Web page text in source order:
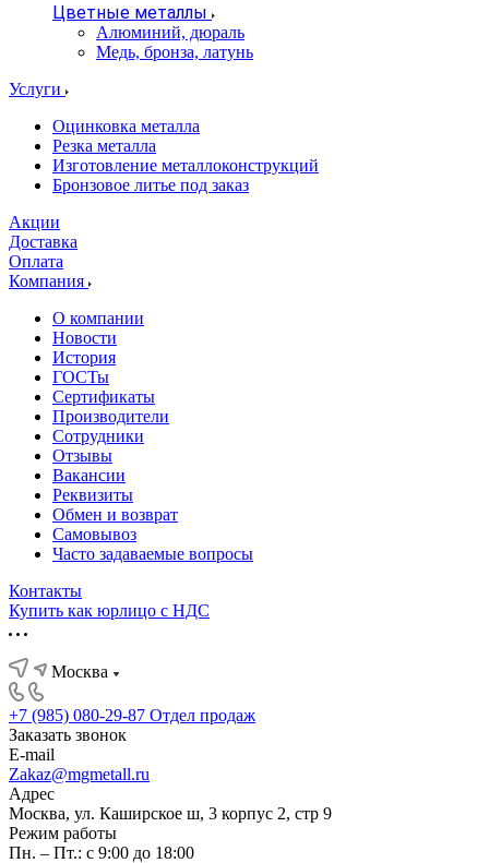
Цветные металлы
Алюминий, дюраль
Медь, бронза, латунь
Услуги
Оцинковка металла
Резка металла
Изготовление металлоконструкций
Бронзовое литье под заказ
Акции
Доставка
Оплата
Компания
О компании
Новости
История
ГОСТы
Сертификаты
Производители
Сотрудники
Отзывы
Вакансии
Реквизиты
Обмен и возврат
Самовывоз
Часто задаваемые вопросы
Контакты
Купить как юрлицо с НДС
Москва
+7 (985) 080-29-87 Отдел продаж
Заказать звонок
E-mail
Zakaz@mgmetall.ru
Адрес
Москва, ул. Каширское ш, 3 корпус 2, стр 9
Режим работы
Пн. – Пт.: с 9:00 до 18:00